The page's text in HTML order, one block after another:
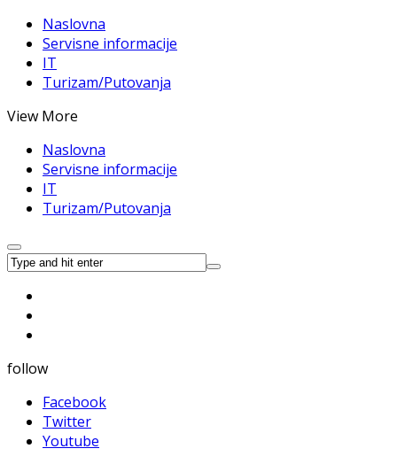
Naslovna
Servisne informacije
IT
Turizam/Putovanja
View More
Naslovna
Servisne informacije
IT
Turizam/Putovanja
follow
Facebook
Twitter
Youtube